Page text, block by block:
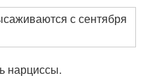
с сентября